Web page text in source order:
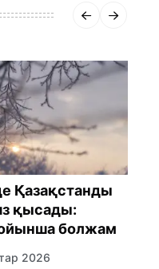
Қазақстанды
қысады:
болжам
2026